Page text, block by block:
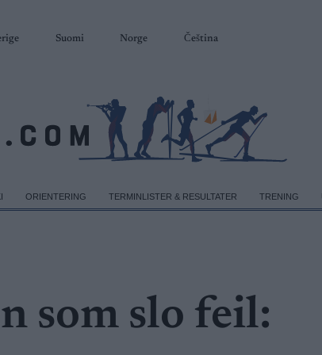
Suomi Norge Čeština
ORIENTERING TERMINLISTER & RESULTATER TRENING
som slo feil: